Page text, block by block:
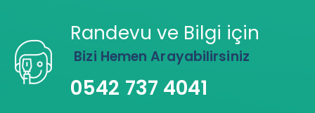
Randevu ve Bilgi için
Bizi Hemen Arayabilirsiniz
0542 737 4041